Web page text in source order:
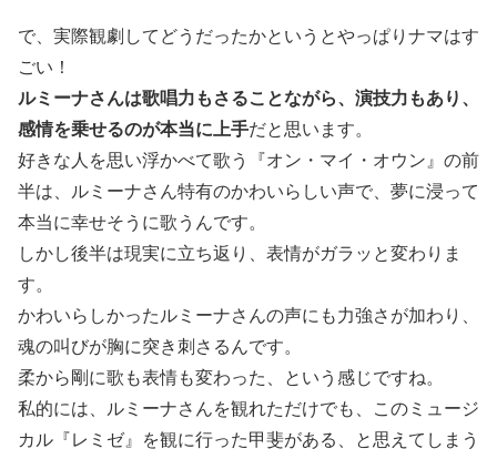
で、実際観劇してどうだったかというとやっぱりナマはす
ごい！
ルミーナさんは歌唱力もさることながら、演技力もあり、
感情を乗せるのが本当に上手だと思います。
好きな人を思い浮かべて歌う『オン・マイ・オウン』の前
半は、ルミーナさん特有のかわいらしい声で、夢に浸って
本当に幸せそうに歌うんです。
しかし後半は現実に立ち返り、表情がガラッと変わりま
す。
かわいらしかったルミーナさんの声にも力強さが加わり、
魂の叫びが胸に突き刺さるんです。
柔から剛に歌も表情も変わった、という感じですね。
私的には、ルミーナさんを観れただけでも、このミュージ
カル『レミゼ』を観に行った甲斐がある、と思えてしまう